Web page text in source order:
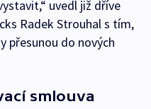
uvedl již dříve
Radek Strouhal s tím,
přesunou do nových
smlouva